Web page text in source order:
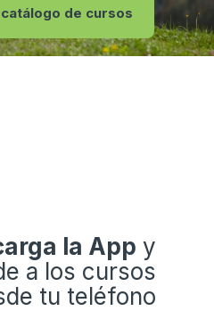
de cursos
la App y
a los cursos
tu teléfono